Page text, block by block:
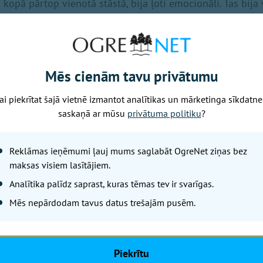
kopā pārtop vienotā stāstā, bija ļoti emocionāli. Tas bija
nespēju valdīt aizkustinājuma asaras.
cilvēki un skaņas. Tas, kā viss apkārt skan un
iedvesma nav viena konkrēta lieta, tā vairāk nāk no
pēkšņi “atskan” un iedod ideju tālākam darbam.
ļoti klasisku veselīgo ieradumu, bet es apzināti
radošā vidē – skaņā, dabā vai darbā ar idejām. Tas
par traku. Ja kaut kas mani patiešām ieinteresē,
par pārējo līdzsvaru. Tas vienlaikus ir arī mans
Mēs cienām tavu privātumu
piekrītat šajā vietnē izmantot analītikas un mārketinga
saskaņā ar mūsu privātuma politiku?
Reklāmas ieņēmumi ļauj mums saglabāt OgreNet ziņas bez
maksas visiem lasītājiem.
Analītika palīdz saprast, kuras tēmas tev ir svarīgas.
Mēs nepārdodam tavus datus trešajām pusēm.
Piekrītu